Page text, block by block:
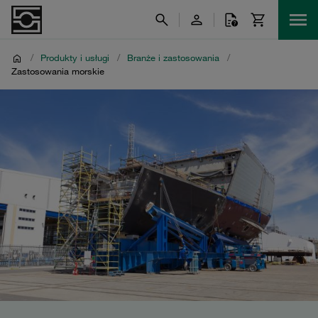
/ Produkty i usługi / Branże i zastosowania
/
Zastosowania morskie